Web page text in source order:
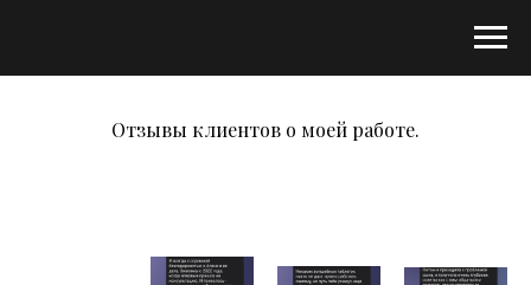
Отзывы клиентов о моей работе.